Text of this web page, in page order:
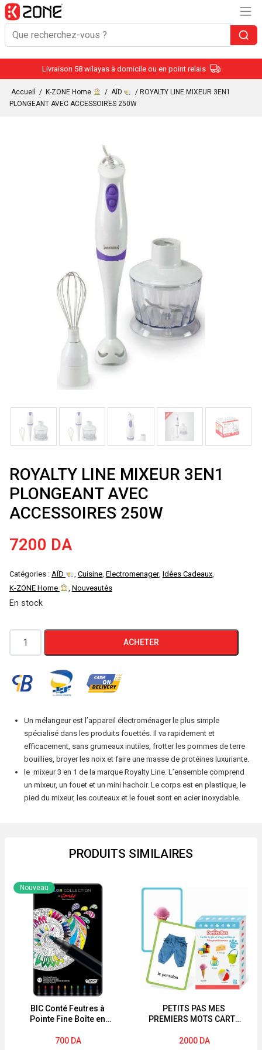
Livraison 58 wilayas à domicile ou en point relais
Accueil / K-ZONE Home / AÏD
/ ROYALTY LINE MIXEUR 3EN1
PLONGEANT AVEC ACCESSOIRES 250W
ROYALTY LINE MIXEUR 3EN1
PLONGEANT AVEC
ACCESSOIRES 250W
7200 DA
Catégories : AÏD , Cuisine, Electromenager, Idées Cadeaux,
K-ZONE Home
, Nouveautés
En stock
quantité
de
LINE
3EN1
PLONGEANT
AVEC
ACCESSOIRES
ACHETER
Un mélangeur est l’appareil électroménager le plus simple
spécialisé dans les produits fouettés. Il va rapidement et
efficacement, sans grumeaux inutiles, frotter les pommes de terre
bouillies, broyer les noix et faire une masse de protéines luxuriante.
le mixeur 3 en 1 de la marque Royalty Line. L’ensemble comprend
un mixeur, un fouet et un mini hachoir. Le corps est en plastique, le
pied du mixeur, les couteaux et le fouet sont en acier inoxydable.
PRODUITS SIMILAIRES
BIC Conté Feutres à
Pointe Fine Boîte en
Nouveau
700 DA
PETITS PAS MES
PREMIERS MOTS CARTE
D’APPRENTISSAGE DES
2000 DA